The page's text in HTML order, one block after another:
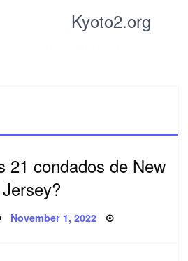
Kyoto2.org
21 condados de New
Jersey?
Posted
November 1, 2022